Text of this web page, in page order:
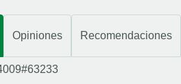
Opiniones Recomendaciones